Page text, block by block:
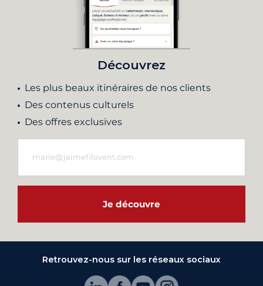
Découvrez
Les plus beaux itinéraires de nos clients
Des contenus culturels
Des offres exclusives
Je découvre
Retrouvez-nous sur les réseaux sociaux